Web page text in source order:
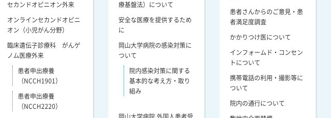
セカンドオピニオン外来
オンラインセカンドオピニ
オン（小児がん分野）
臨床遺伝子診療科 がんゲ
ノム医療外来
患者申出療養
（NCCH1901）
患者申出療養
（NCCH2220）
療基盤法）について
安全な医療を提供するため
に
岡山大学病院の感染対策に
ついて
院内感染対策に関する
基本的な考え方・取り
組み
患者さんからのご意見・患
者満足度調査
かかりつけ医について
インフォームド・コンセン
トについて
携帯電話の利用・撮影等に
ついて
院内の通行について